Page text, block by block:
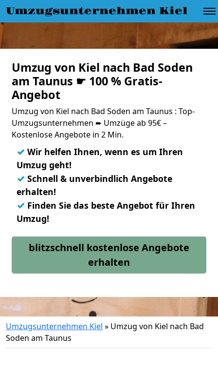
Umzugsunternehmen Kiel
Umzug von Kiel nach Bad Soden
am Taunus ☛ 100 % Gratis-
Angebot
Umzug von Kiel nach Bad Soden am Taunus : Top-
Umzugsunternehmen ➨ Umzüge ab 95€ –
Kostenlose Angebote in 2 Min.
✓ Wir helfen Ihnen, wenn es um Ihren
Umzug geht!
✓ Schnell & unverbindlich Angebote
erhalten!
✓ Finden Sie das beste Angebot für Ihren
Umzug!
blitzschnell kostenlose Angebote
erhalten
Umzugsunternehmen Kiel » Umzug von Kiel nach Bad
Soden am Taunus